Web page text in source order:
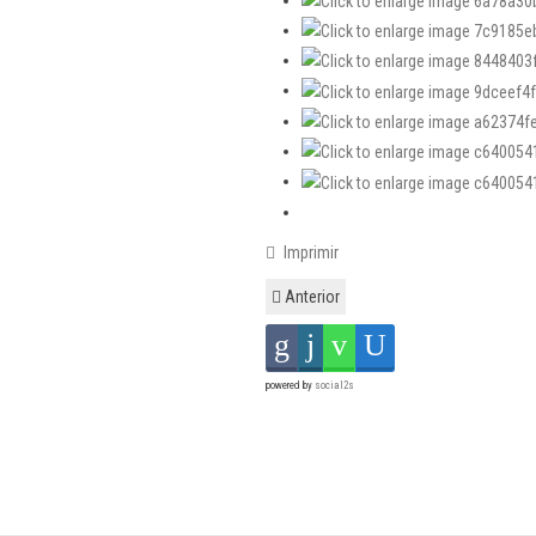
Imprimir
Anterior
powered by social2s